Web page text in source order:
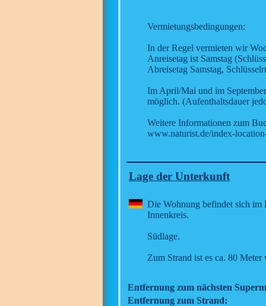
Vermietungsbedingungen:
In der Regel vermieten wir
Anreisetag ist Samstag
Abreisetag Samstag,
Im April/Mai und im
möglich. (Aufenthaltsdauer
Weitere Informationen zum
www.naturist.de/index-
Lage der Unterkunft
Die Wohnung befindet sich im
Innenkreis.
Südlage.
Zum Strand ist es ca. 80 Meter
Entfernung zum nächsten
Entfernung zum Strand: